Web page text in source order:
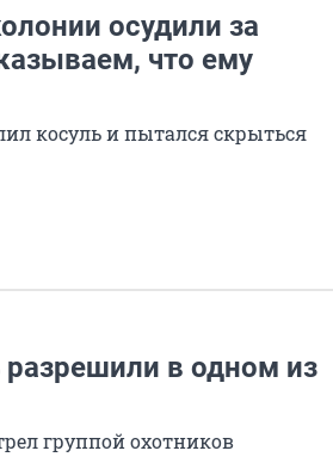
осудили за
что ему
косуль и пытался скрыться
разрешили в одном из
группой охотников